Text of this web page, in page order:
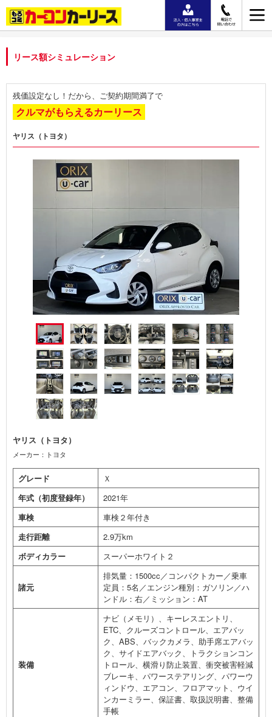
リース額シミュレーション
残価設定なし！だから、ご契約期間満了で
クルマがもらえるカーリース
ヤリス（トヨタ）
ヤリス（トヨタ）
メーカー：トヨタ
グレード
Ｘ
年式（初度登録年）
2021年
車検
車検２年付き
走行距離
2.9万km
ボディカラー
スーパーホワイト２
諸元
排気量：1500cc／コンパクトカー／乗車
定員：5名／エンジン種別：ガソリン／ハ
ンドル：右／ミッション：AT
装備
ナビ（メモリ）、キーレスエントリ、
ETC、クルーズコントロール、エアバッ
ク、ABS、バックカメラ、助手席エアバッ
ク、サイドエアバック、トラクションコン
トロール、横滑り防止装置、衝突被害軽減
ブレーキ、パワーステアリング、パワーウ
ィンドウ、エアコン、フロアマット、ウイ
ンカーミラー、保証書、取扱説明書、整備
手帳